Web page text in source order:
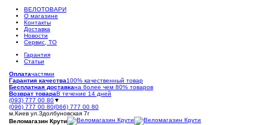
ВЕЛОТОВАРИ
О магазине
Контакты
Доставка
Новости
Сервис, ТО
Гарантия
Статьи
Оплатачастями
Гарантия качества100% качественный товар
Бесплатная доставкана более чем 80% товаров
Возврат товараВ течение 14 дней
(093) 777 00 80▼
(096) 777 00 80(066) 777 00 80
м.Киев ул.Здолбуновская 7г
Веломагазин Крути